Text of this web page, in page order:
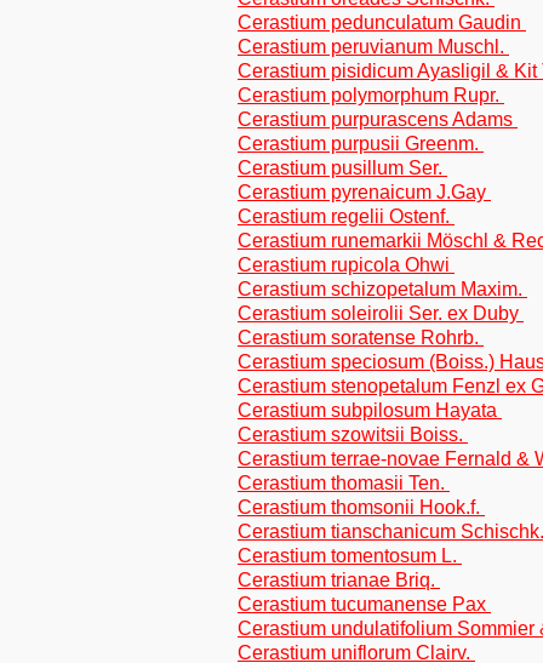
Cerastium pedunculatum Gaudin
Cerastium peruvianum Muschl.
Cerastium pisidicum Ayasligil & Kit
Cerastium polymorphum Rupr.
Cerastium purpurascens Adams
Cerastium purpusii Greenm.
Cerastium pusillum Ser.
Cerastium pyrenaicum J.Gay
Cerastium regelii Ostenf.
Cerastium runemarkii Möschl &
Cerastium rupicola Ohwi
Cerastium schizopetalum Maxim.
Cerastium soleirolii Ser. ex Duby
Cerastium soratense Rohrb.
Cerastium speciosum (Boiss.)
Cerastium stenopetalum Fenzl ex
Cerastium subpilosum Hayata
Cerastium szowitsii Boiss.
Cerastium terrae-novae Fernald &
Cerastium thomasii Ten.
Cerastium thomsonii Hook.f.
Cerastium tianschanicum
Cerastium tomentosum L.
Cerastium trianae Briq.
Cerastium tucumanense Pax
Cerastium undulatifolium Sommier
Cerastium uniflorum Clairv.